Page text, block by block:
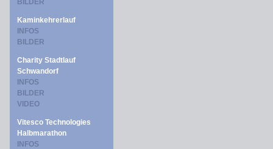
BILDER
Kaminkehrerlauf
INFOS
BILDER
Charity Stadtlauf
Schwandorf
INFOS
BILDER
VIDEO
Vitesco Technologies
Halbmarathon
INFOS